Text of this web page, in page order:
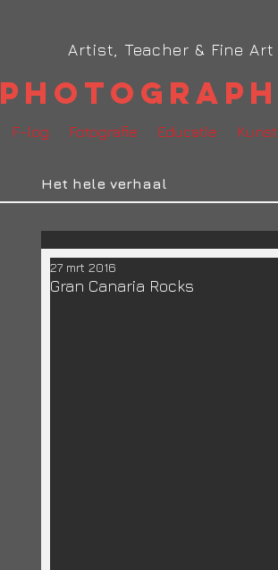
Artist, Teacher & Fine
F-log Fotografie Educatie Kunst
Het hele verhaal
Gran Canaria Rocks
27 mrt 2016